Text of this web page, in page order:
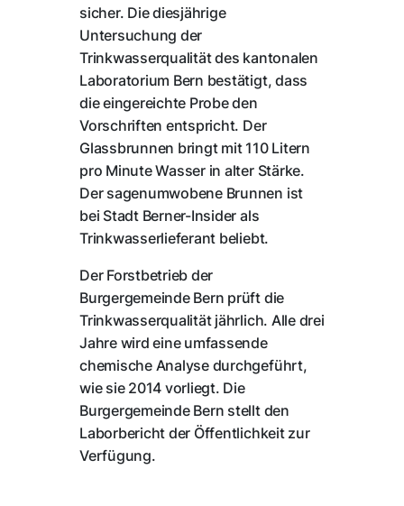
sicher. Die diesjährige
Untersuchung der
Trinkwasserqualität des kantonalen
Laboratorium Bern bestätigt, dass
die eingereichte Probe den
Vorschriften entspricht. Der
Glassbrunnen bringt mit 110 Litern
pro Minute Wasser in alter Stärke.
Der sagenumwobene Brunnen ist
bei Stadt Berner-Insider als
Trinkwasserlieferant beliebt.
Der Forstbetrieb der
Burgergemeinde Bern prüft die
Trinkwasserqualität jährlich. Alle drei
Jahre wird eine umfassende
chemische Analyse durchgeführt,
wie sie 2014 vorliegt. Die
Burgergemeinde Bern stellt den
Laborbericht der Öffentlichkeit zur
Verfügung.